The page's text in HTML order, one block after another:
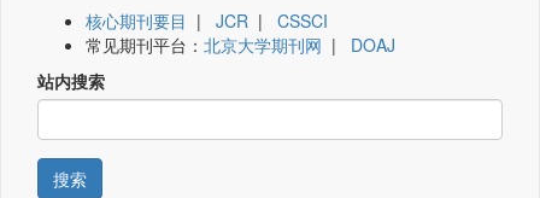
核心期刊要目 | JCR | CSSCI
常见期刊平台： 北京大学期刊网 | DOAJ
站内搜索
搜索